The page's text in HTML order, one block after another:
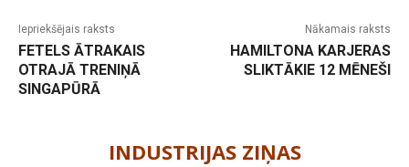
Iepriekšējais raksts
FETELS ĀTRAKAIS
OTRAJĀ TRENIŅĀ
SINGAPŪRĀ
Nākamais raksts
HAMILTONA KARJERAS
SLIKTĀKIE 12 MĒNEŠI
INDUSTRIJAS ZIŅAS